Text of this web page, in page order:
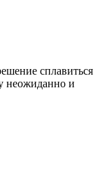
сплавиться
неожиданно и